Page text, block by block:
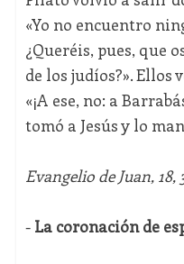
«Yo no encuentro
¿Queréis, pues, que
de los judíos?».
«¡A ese, no: a
tomó a Jesús y lo
Evangelio de Juan, 18,
- La coronación de